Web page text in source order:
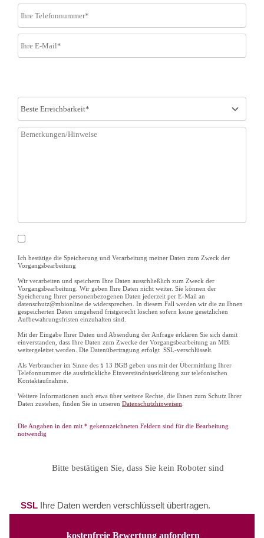
Ich bestätige die Speicherung und Verarbeitung meiner Daten zum Zweck der
Vorgangsbearbeitung
Wir verarbeiten und speichern Ihre Daten ausschließlich zum Zweck der
Vorgangsbearbeitung. Wir geben Ihre Daten nicht weiter. Sie können der
Speicherung Ihrer personenbezogenen Daten jederzeit per E-Mail an
datenschutz@mbionline.de widersprechen. In diesem Fall werden wir die zu Ihnen
gespeicherten Daten umgehend fristgerecht löschen sofern keine gesetzlichen
Aufbewahrungsfristen einzuhalten sind.
Mit der Eingabe Ihrer Daten und Absendung der Anfrage erklären Sie sich damit
einverstanden, dass Ihre Daten zum Zwecke der Vorgangsbearbeitung an MBi
weitergeleitet werden. Die Datenübertragung erfolgt SSL-verschlüsselt.
Als Verbraucher im Sinne des § 13 BGB geben uns mit der Übermittlung Ihrer
Telefonnummer die ausdrückliche Einverständniserklärung zur telefonischen
Kontaktaufnahme.
Weitere Informationen auch etwa über weitere Rechte, die Ihnen zum Schutz Ihrer
Daten zustehen, finden Sie in unseren Datenschutzhinweisen
Die Angaben in den mit * gekennzeichneten Feldern sind für die Bearbeitung
notwendig
Bitte bestätigen Sie, dass Sie kein Roboter sind
SSL Ihre Daten werden verschlüsselt übertragen.